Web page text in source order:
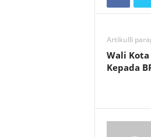
Artikulli
Wali Kota
Kepada